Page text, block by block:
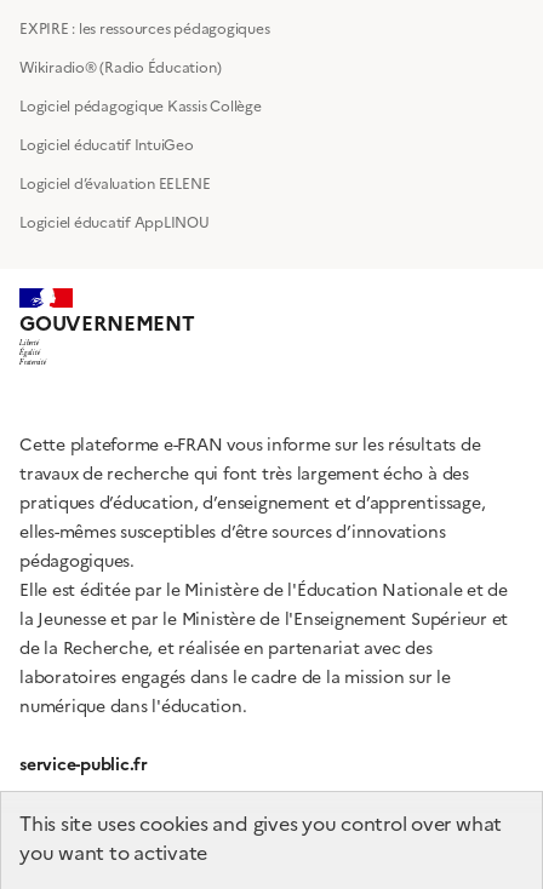
This site uses cookies and gives you control over what
you want to activate
EXPIRE : les ressources pédagogiques
Wikiradio® (Radio Éducation)
Logiciel pédagogique Kassis Collège
Logiciel éducatif IntuiGeo
Logiciel d’évaluation EELENE
Logiciel éducatif AppLINOU
GOUVERNEMENT
Liberté
Égalité
Fraternité
Cette plateforme e-FRAN vous informe sur les résultats de
travaux de recherche qui font très largement écho à des
pratiques d’éducation, d’enseignement et d’apprentissage,
elles-mêmes susceptibles d’être sources d’innovations
pédagogiques.
Elle est éditée par le Ministère de l'Éducation Nationale et de
la Jeunesse et par le Ministère de l'Enseignement Supérieur et
de la Recherche, et réalisée en partenariat avec des
laboratoires engagés dans le cadre de la mission sur le
numérique dans l'éducation.
service-public.fr
gouvernement.fr
education.gouv.fr